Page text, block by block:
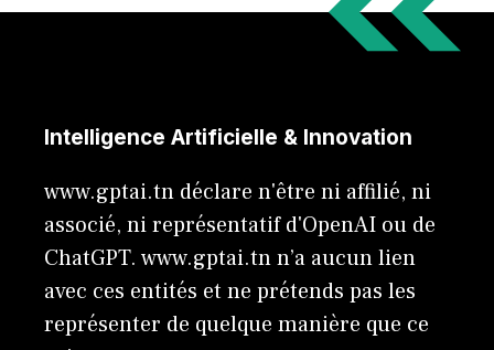
Intelligence Artificielle & Innovation
www.gptai.tn déclare n'être ni affilié, ni
associé, ni représentatif d'OpenAI ou de
ChatGPT. www.gptai.tn n’a aucun lien
avec ces entités et ne prétends pas les
représenter de quelque manière que ce